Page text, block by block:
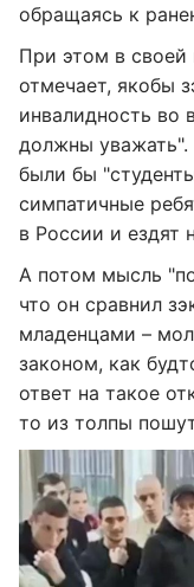
обращаясь к
При этом в
отмечает, якобы
инвалидность во
должны
были бы
симпатичные
в России и ездят
А потом мысль
что он сравнил
младенцами –
законом, как
ответ на такое
то из толпы